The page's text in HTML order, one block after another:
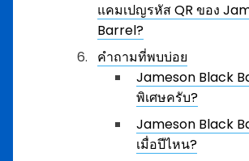
แคมเปญรหัส QR ของ
Barrel?
คำถามที่พบบ่อย
Jameson Black
พิเศษครับ?
Jameson Black
เมื่อปีไหน?